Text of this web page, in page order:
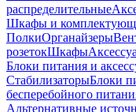
распределительные
Шкафы и
ПолкиОрганайзеры
розетокШкафы
Блоки питания и
СтабилизаторыБлоки
бесперебойного
Альтернативные